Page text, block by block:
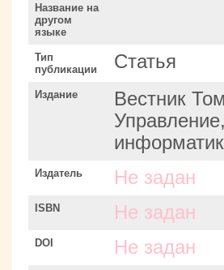
Название на
другом
языке
Тип
публикации
Статья
Издание
Вестник
Издатель Не задан
ISBN Не задан
DOI Не задан